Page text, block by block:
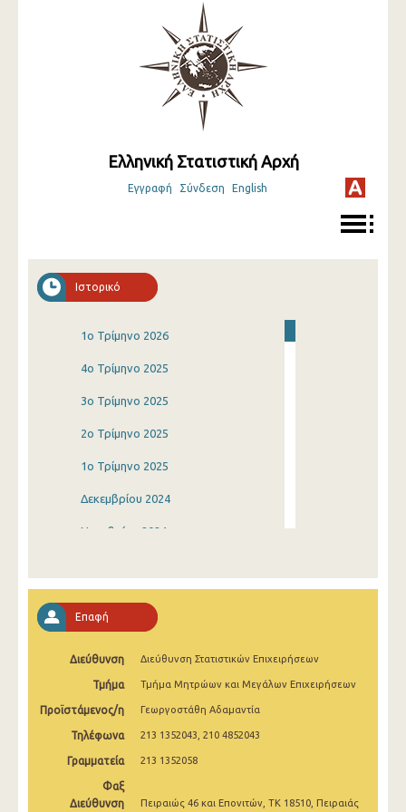
Ελληνική Στατιστική Αρχή
Εγγραφή Σύνδεση English
Ιστορικό
1o Τρίμηνο 2026
4o Τρίμηνο 2025
3o Τρίμηνο 2025
2o Τρίμηνο 2025
1o Τρίμηνο 2025
Δεκεμβρίου 2024
Νοεμβρίου 2024
Αυγούστου 2024
Ιουλίου 2024
Ιουνίου 2024
Μαΐου 2024
Απριλίου 2024
Μαρτίου 2024
Επαφή
Διεύθυνση Διεύθυνση Στατιστικών Επιχειρήσεων
Τμήμα Τμήμα Μητρώων και Μεγάλων Επιχειρήσεων
Προϊστάμενος/η Γεωργοστάθη Αδαμαντία
Τηλέφωνα 213 1352043, 210 4852043
Γραμματεία 213 1352058
Φαξ
Διεύθυνση
Πειραιώς 46 και Επονιτών, ΤΚ 18510, Πειραιάς